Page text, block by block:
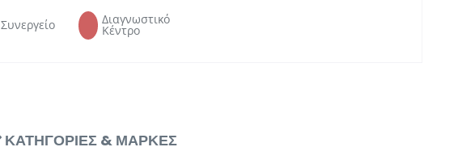
Συνεργείο Διαγνωστικό
Κέντρο
ΚΑΤΗΓΟΡΙΕΣ & ΜΑΡΚΕΣ